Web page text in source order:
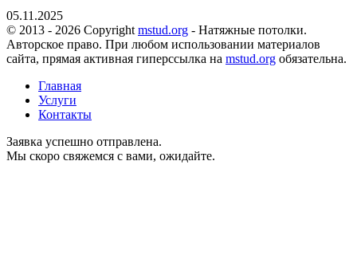
05.11.2025
© 2013 - 2026 Copyright mstud.org - Натяжные потолки.
Авторское право. При любом использовании материалов
сайта, прямая активная гиперссылка на mstud.org обязательна.
Главная
Услуги
Контакты
Заявка успешно отправлена.
Мы скоро свяжемся с вами, ожидайте.